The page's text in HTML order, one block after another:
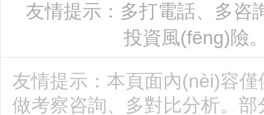
友情提示：多打電話、多咨
投資風(fēng)險
友情提示：本頁面內(nèi)容
做考察咨詢、多對比分析。